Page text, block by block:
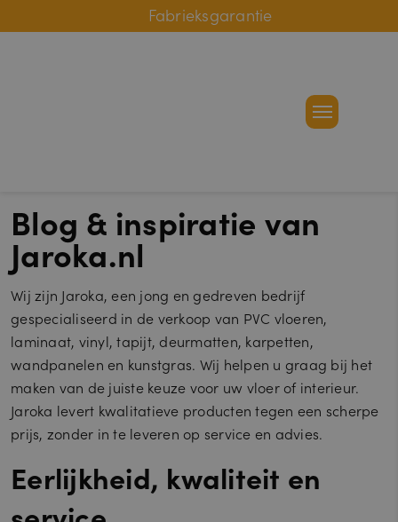
Online bestelhulp
Fabrieksgarantie
Blog & inspiratie van
Jaroka.nl
Wij zijn Jaroka, een jong en gedreven bedrijf
gespecialiseerd in de verkoop van PVC vloeren,
laminaat, vinyl, tapijt, deurmatten, karpetten,
wandpanelen en kunstgras. Wij helpen u graag bij het
maken van de juiste keuze voor uw vloer of interieur.
Jaroka levert kwalitatieve producten tegen een scherpe
prijs, zonder in te leveren op service en advies.
Eerlijkheid, kwaliteit en